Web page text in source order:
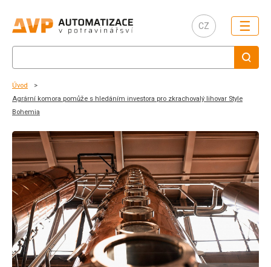
CZ ☰
Úvod
Agrární komora pomůže s hledáním investora pro zkrachovalý lihovar Style
Bohemia